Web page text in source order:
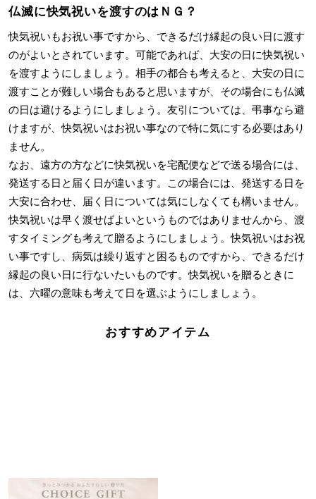
仏滅に快気祝いを渡すのはＮＧ？
快気祝いもお祝い事ですから、できるだけ縁起の良い日に渡す
のがよいとされています。可能であれば、大安の日に快気祝い
を渡すようにしましょう。相手の都合も考えると、大安の日に
渡すことが難しい場合もあると思いますが、その場合にも仏滅
の日は避けるようにしましょう。友引については、弔事なら避
けますが、快気祝いはお祝い事なので特に気にする必要はあり
ません。
なお、遠方の方などに快気祝いを宅配便などで送る場合には、
発送する日と届く日が違います。この場合には、発送する日を
大安に合わせ、届く日については気にしなくても構いません。
快気祝いは早く渡せばよいというものではありませんから、渡
すタイミングも考えて贈るようにしましょう。快気祝いはお祝
い事ですし、病気は繰り返すと困るものですから、できるだけ
縁起の良い日に行ないたいものです。快気祝いを贈るときに
は、六曜の意味も考えて日を選ぶようにしましょう。
おすすめアイテム